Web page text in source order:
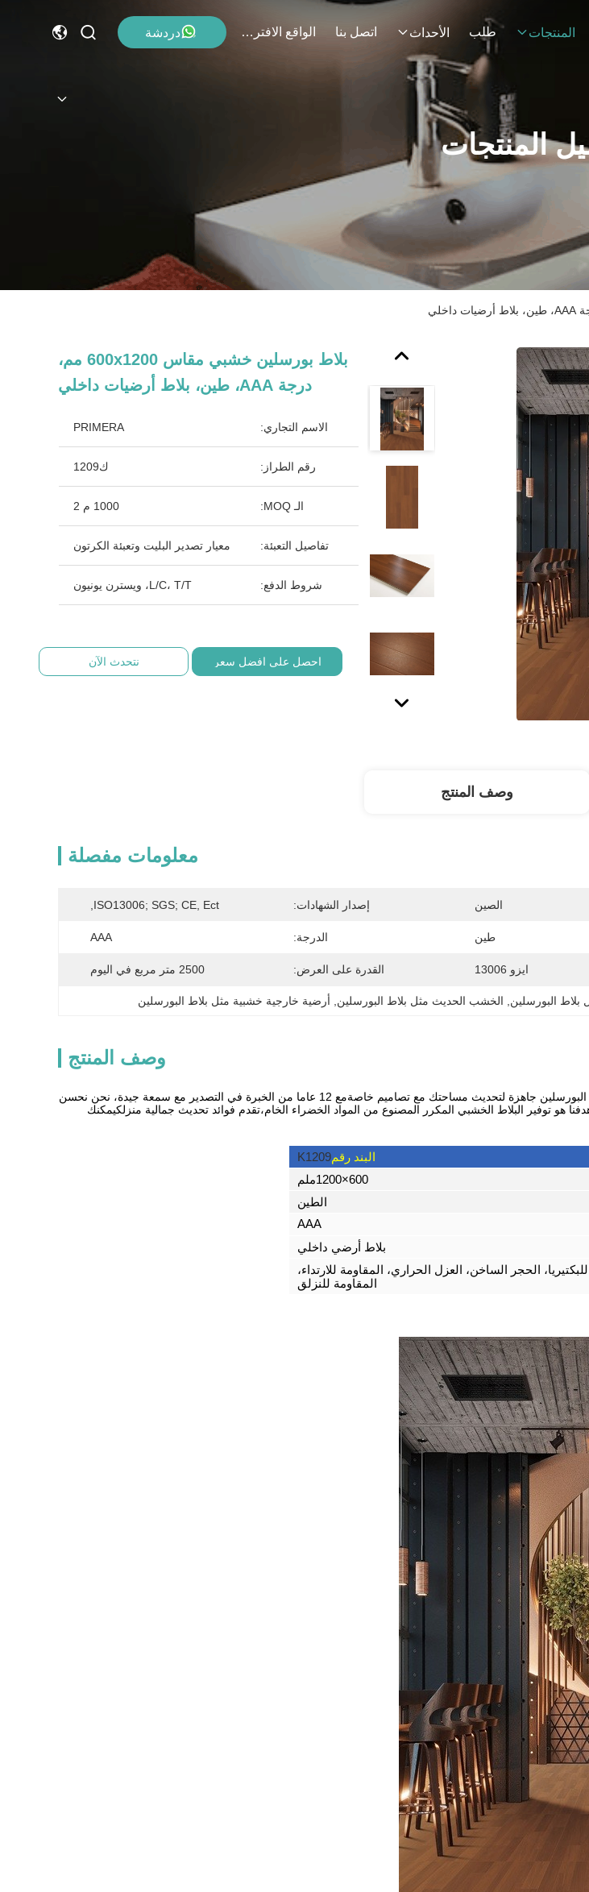
المنتجات طلب الأحداث اتصل بنا الواقع الافتراضي دردشة
المنتجات
بلاط بورسلين خشبي مقاس 600x1200 مم،
درجة AAA، طين، بلاط أرضيات داخلي
الاسم التجاري: PRIMERA
رقم الطراز: ك1209
الـ MOQ: 1000 م 2
تفاصيل التعبئة: معيار تصدير البليت وتعبئة الكرتون
شروط الدفع: L/C، T/T، ويسترن يونيون
احصل على افضل سعر نتحدث الآن
وصف المنتج
معلومات مفصلة
الصين إصدار الشهادات: ISO13006; SGS; CE, Ect,
طين الدرجة: AAA
ايزو 13006 القدرة على العرض: 2500 متر مربع في اليوم
البورسلين الخشب الحديث مثل بلاط البورسلين أرضية خارجية خشبية مثل بلاط البورسلين
وصف المنتج
منزلك هو مكانك المريح، وهذه البلاطات الخشبية من البورسلين جاهزة لتحديث مساحتك مع تصاميم خاصةمع 12 عاما من الخبرة في التصدير مع سمعة جيدة، نحن نحسن
هو توفير البلاط الخشبي المكرر المصنوع من المواد الخضراء الخام،تقدم فوائد تحديث جمالية منزلكيمكنك
البند رقمK1209
600×1200ملم
الطين
AAA
بلاط أرضي داخلي
الحجر الساخن، العزل الحراري، المقاومة للارتداء،
المقاومة للنزلق